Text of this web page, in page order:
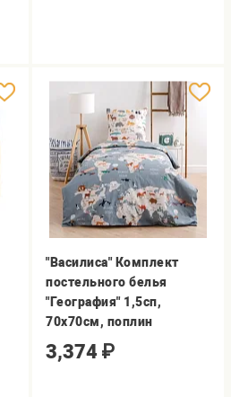
"Василиса" Комплект
постельного белья
"География" 1,5сп,
70х70см, поплин
3,374 ₽